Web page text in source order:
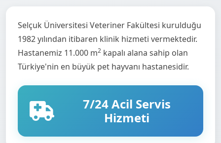
Selçuk Üniversitesi Veteriner Fakültesi kurulduğu
1982 yılından itibaren klinik hizmeti vermektedir.
Hastanemiz 11.000 m2 kapalı alana sahip olan
Türkiye'nin en büyük pet hayvanı hastanesidir.
7/24 Acil Servis
Hizmeti